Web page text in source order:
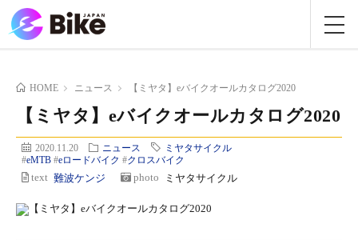
HOME ニュース 【ミヤタ】eバイクオールカタログ2020
【ミヤタ】eバイクオールカタログ2020
2020.11.20 ニュース ミヤタサイクル
#eMTB#eロードバイク #クロスバイク
text 難波ケンジ photo ミヤタサイクル